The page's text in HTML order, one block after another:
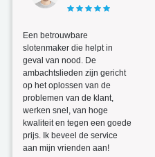
Een betrouwbare
slotenmaker die helpt in
geval van nood. De
ambachtslieden zijn gericht
op het oplossen van de
problemen van de klant,
werken snel, van hoge
kwaliteit en tegen een goede
prijs. Ik beveel de service
aan mijn vrienden aan!